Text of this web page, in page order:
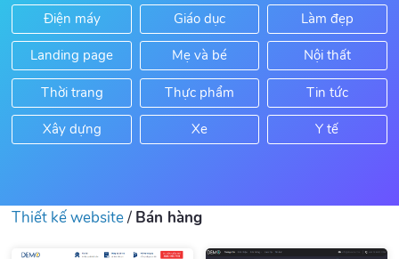
Điện máy Giáo dục Làm đẹp
Landing page Mẹ và bé Nội thất
Thời trang Thực phẩm Tin tức
Xây dựng Xe Y tế
Thiết kế website/ Bán hàng